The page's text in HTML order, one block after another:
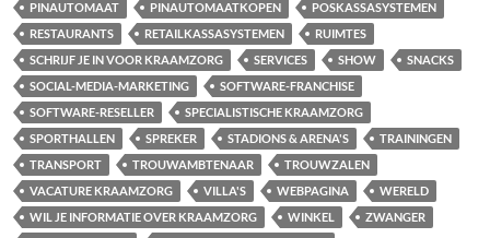
PINAUTOMAAT PINAUTOMAATKOPEN
POSKASSASYSTEMEN
RESTAURANTS
RETAILKASSASYSTEMEN
RUIMTES
SCHRIJF JE IN VOOR KRAAMZORG
SERVICES SHOW
SNACKS
SOCIAL-MEDIA-MARKETING
SOFTWARE-FRANCHISE
SOFTWARE-RESELLER
SPECIALISTISCHE KRAAMZORG
SPORTHALLEN
SPREKER STADIONS & ARENA'S
TRAININGEN
TRANSPORT
TROUWAMBTENAAR
TROUWZALEN
VACATURE KRAAMZORG
VILLA'S WEBPAGINA
WERELD
WIL JE INFORMATIE OVER KRAAMZORG
WINKEL
ZWANGER